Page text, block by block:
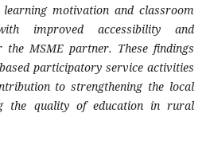
learning motivation and classroom
improved accessibility and
the MSME partner. These findings
participatory service activities
to strengthening the local
the quality of education in rural